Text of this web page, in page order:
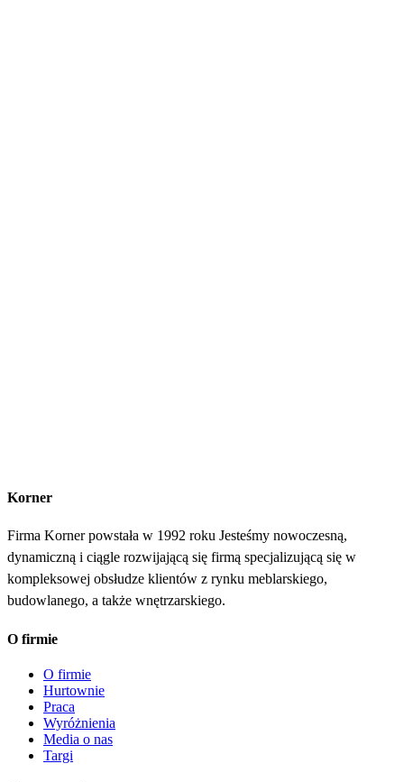
Korner
Firma Korner powstała w 1992 roku Jesteśmy nowoczesną,
dynamiczną i ciągle rozwijającą się firmą specjalizującą się w
kompleksowej obsłudze klientów z rynku meblarskiego,
budowlanego, a także wnętrzarskiego.
O firmie
O firmie
Hurtownie
Praca
Wyróżnienia
Media o nas
Targi